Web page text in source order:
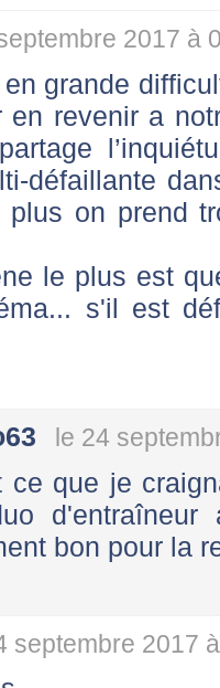
2017 à
grande
revenir a
défaillante
plus on prend
le plus est
s'il est
le 24
ce que je
d'entraîneur
bon pour la
septembre 2017